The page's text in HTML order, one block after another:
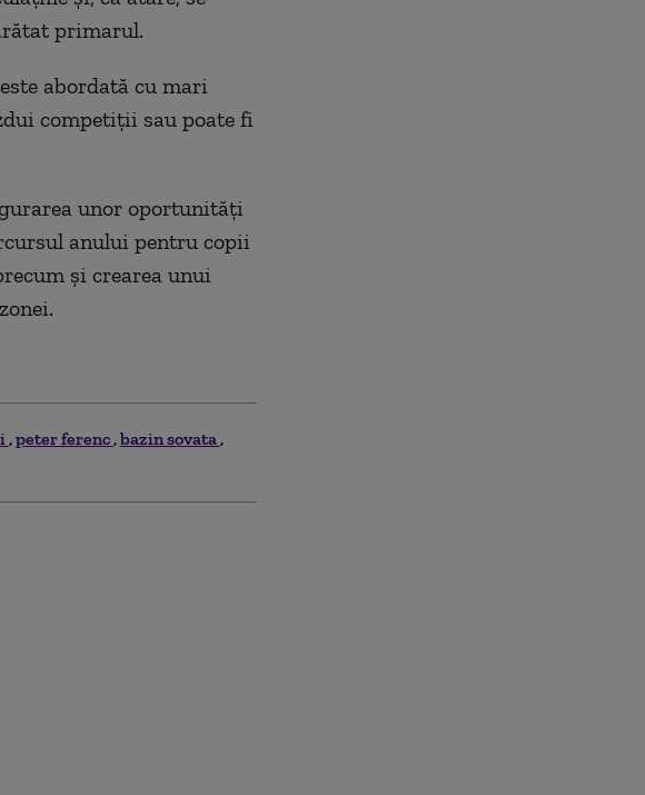
primarul.
abordată cu mari
competiţii sau poate fi
unor oportunităţi
anului pentru copii
şi crearea unui
peter ferenc bazin sovata